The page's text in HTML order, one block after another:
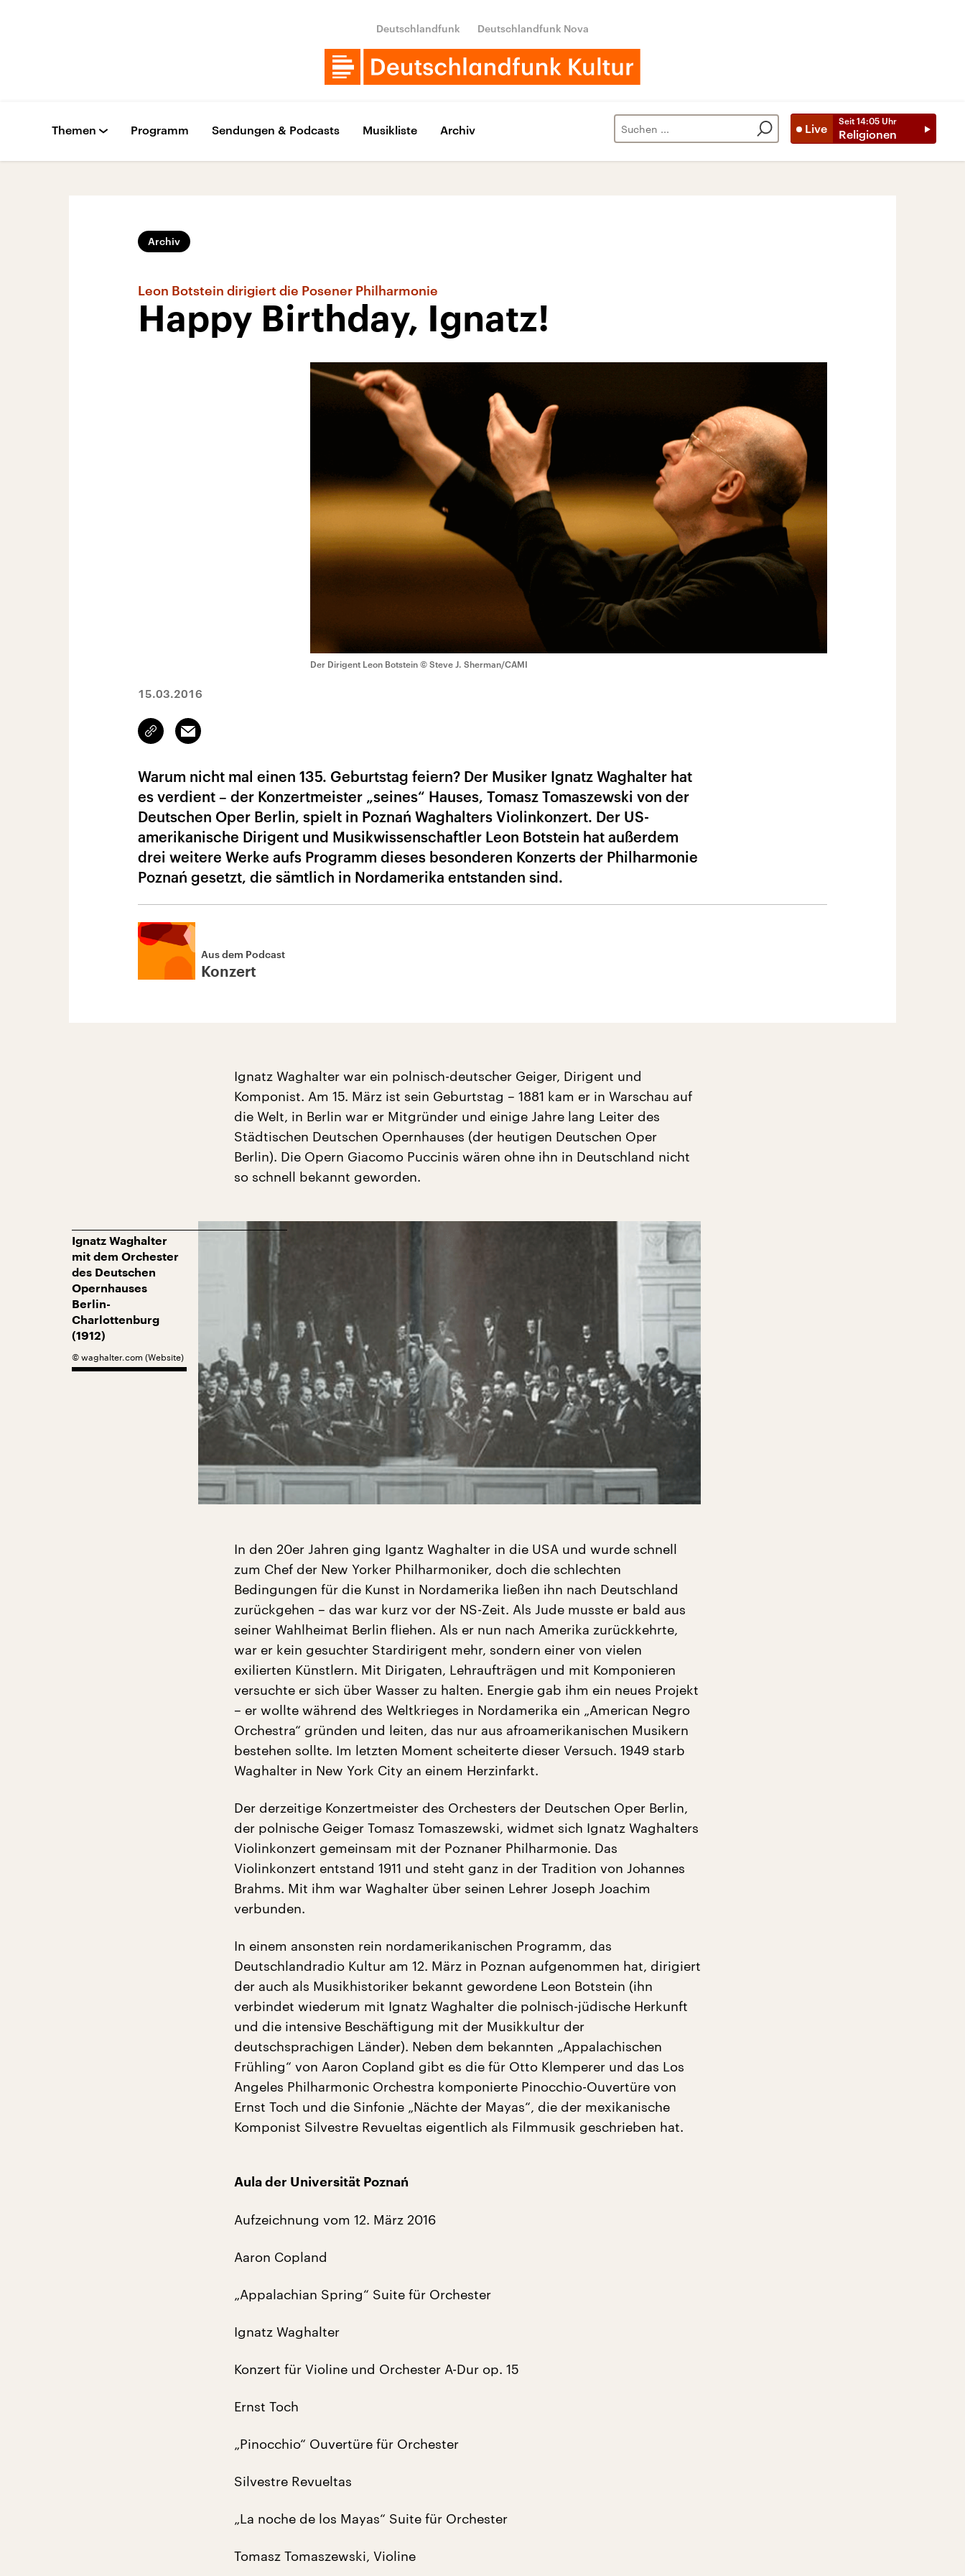
Deutschlandfunk Deutschlandfunk Nova
Live
Seit 14:05 Uhr
Religionen
Themen Programm Sendungen & Podcasts Musikliste Archiv
Archiv
Leon Botstein dirigiert die Posener Philharmonie
Happy Birthday, Ignatz!
Der Dirigent Leon Botstein © Steve J. Sherman/CAMI
15.03.2016
Link
kopieren/teilen
Email
Warum nicht mal einen 135. Geburtstag feiern? Der Musiker Ignatz Waghalter hat
es verdient – der Konzertmeister „seines“ Hauses, Tomasz Tomaszewski von der
Deutschen Oper Berlin, spielt in Poznań Waghalters Violinkonzert. Der US-
amerikanische Dirigent und Musikwissenschaftler Leon Botstein hat außerdem
drei weitere Werke aufs Programm dieses besonderen Konzerts der Philharmonie
Poznań gesetzt, die sämtlich in Nordamerika entstanden sind.
Aus dem Podcast
Konzert
Ignatz Waghalter war ein polnisch-deutscher Geiger, Dirigent und
Komponist. Am 15. März ist sein Geburtstag – 1881 kam er in Warschau auf
die Welt, in Berlin war er Mitgründer und einige Jahre lang Leiter des
Städtischen Deutschen Opernhauses (der heutigen Deutschen Oper
Berlin). Die Opern Giacomo Puccinis wären ohne ihn in Deutschland nicht
so schnell bekannt geworden.
Ignatz Waghalter
mit dem Orchester
des Deutschen
Opernhauses
Berlin-
Charlottenburg
(1912)
© waghalter.com (Website)
In den 20er Jahren ging Igantz Waghalter in die USA und wurde schnell
zum Chef der New Yorker Philharmoniker, doch die schlechten
Bedingungen für die Kunst in Nordamerika ließen ihn nach Deutschland
zurückgehen – das war kurz vor der NS-Zeit. Als Jude musste er bald aus
seiner Wahlheimat Berlin fliehen. Als er nun nach Amerika zurückkehrte,
war er kein gesuchter Stardirigent mehr, sondern einer von vielen
exilierten Künstlern. Mit Dirigaten, Lehraufträgen und mit Komponieren
versuchte er sich über Wasser zu halten. Energie gab ihm ein neues Projekt
– er wollte während des Weltkrieges in Nordamerika ein „American Negro
Orchestra“ gründen und leiten, das nur aus afroamerikanischen Musikern
bestehen sollte. Im letzten Moment scheiterte dieser Versuch. 1949 starb
Waghalter in New York City an einem Herzinfarkt.
Der derzeitige Konzertmeister des Orchesters der Deutschen Oper Berlin,
der polnische Geiger Tomasz Tomaszewski, widmet sich Ignatz Waghalters
Violinkonzert gemeinsam mit der Poznaner Philharmonie. Das
Violinkonzert entstand 1911 und steht ganz in der Tradition von Johannes
Brahms. Mit ihm war Waghalter über seinen Lehrer Joseph Joachim
verbunden.
In einem ansonsten rein nordamerikanischen Programm, das
Deutschlandradio Kultur am 12. März in Poznan aufgenommen hat, dirigiert
der auch als Musikhistoriker bekannt gewordene Leon Botstein (ihn
verbindet wiederum mit Ignatz Waghalter die polnisch-jüdische Herkunft
und die intensive Beschäftigung mit der Musikkultur der
deutschsprachigen Länder). Neben dem bekannten „Appalachischen
Frühling“ von Aaron Copland gibt es die für Otto Klemperer und das Los
Angeles Philharmonic Orchestra komponierte Pinocchio-Ouvertüre von
Ernst Toch und die Sinfonie „Nächte der Mayas“, die der mexikanische
Komponist Silvestre Revueltas eigentlich als Filmmusik geschrieben hat.
Aula der Universität Poznań
Aufzeichnung vom 12. März 2016
Aaron Copland
„Appalachian Spring“ Suite für Orchester
Ignatz Waghalter
Konzert für Violine und Orchester A-Dur op. 15
Ernst Toch
„Pinocchio“ Ouvertüre für Orchester
Silvestre Revueltas
„La noche de los Mayas“ Suite für Orchester
Tomasz Tomaszewski, Violine